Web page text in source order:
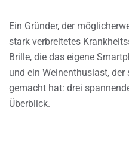
Ein Gründer, der
stark verbreitetes
Brille, die das eigene
und ein Weinenthusiast,
gemacht hat: drei
Überblick.